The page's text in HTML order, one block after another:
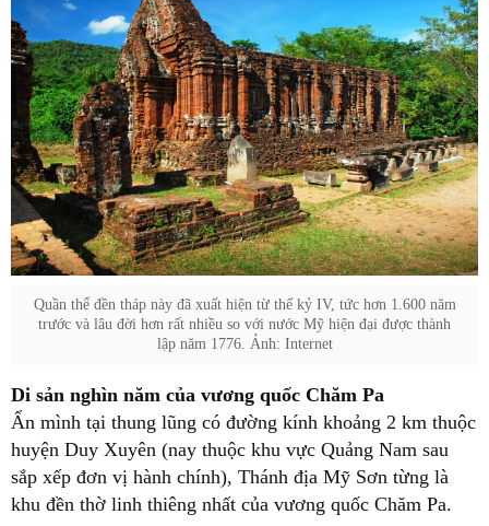
Quần thể đền tháp này đã xuất hiện từ thế kỷ IV, tức hơn 1.600 năm
trước và lâu đời hơn rất nhiều so với nước Mỹ hiện đại được thành
lập năm 1776. Ảnh: Internet
Di sản nghìn năm của vương quốc Chăm Pa
Ẩn mình tại thung lũng có đường kính khoảng 2 km thuộc
huyện Duy Xuyên (nay thuộc khu vực Quảng Nam sau
sắp xếp đơn vị hành chính), Thánh địa Mỹ Sơn từng là
khu đền thờ linh thiêng nhất của vương quốc Chăm Pa.